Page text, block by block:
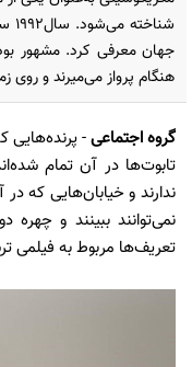
جهان معرفی کرد. مشهور
هنگام پرواز می‌میرند و روی
گروه اجتماعی- پرنده‌هایی
تابوت‌ها در آن تمام
ندارند و خیابان‌هایی که
نمی‌توانند ببینند و
تعریف‌ها مربوط به فیلمی